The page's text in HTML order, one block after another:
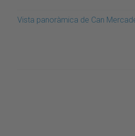
Vista panoràmica de Can